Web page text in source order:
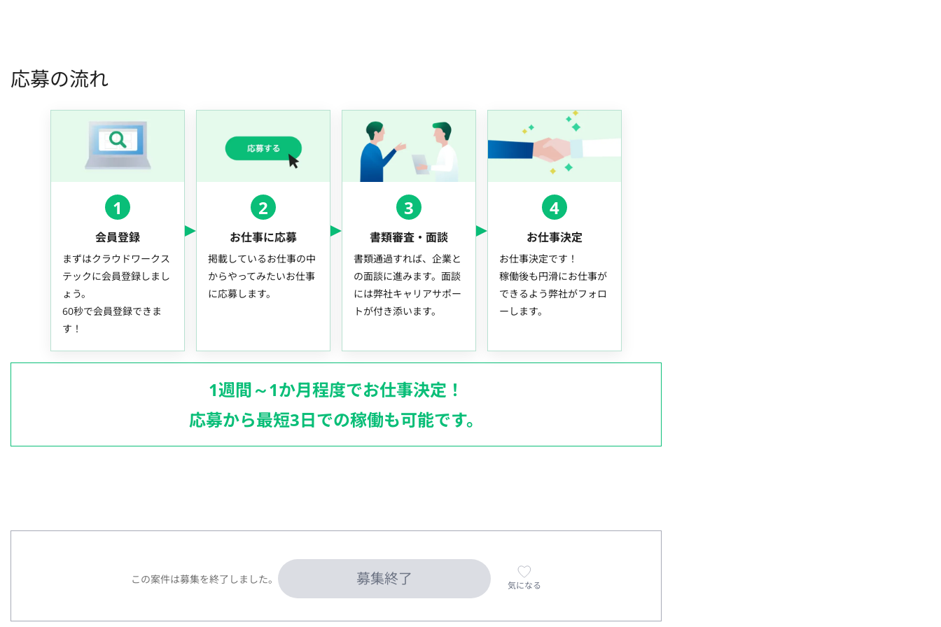
応募の流れ
1
会員登録
まずはクラウドワークス
テックに会員登録しまし
ょう。
60秒で会員登録できま
す！
2
お仕事に応募
掲載しているお仕事の中
からやってみたいお仕事
に応募します。
3
書類審査・面談
書類通過すれば、企業と
の面談に進みます。面談
には弊社キャリアサポー
トが付き添います。
4
お仕事決定
お仕事決定です！
稼働後も円滑にお仕事が
できるよう弊社がフォロ
ーします。
1週間～1か月程度でお仕事決定！
応募から最短3日での稼働も可能です。
この案件は募集を終了しました。 募集終了 気になる